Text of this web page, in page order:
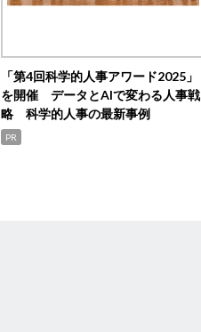
「第4回科学的人事アワード2025」
を開催 データとAIで変わる人事戦
略 科学的人事の最新事例
PR